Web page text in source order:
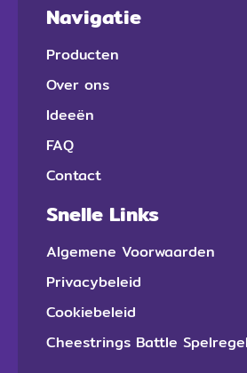
Navigatie
Producten
Over ons
Ideeën
FAQ
Contact
Snelle Links
Algemene Voorwaarden
Privacybeleid
Cookiebeleid
Cheestrings Battle